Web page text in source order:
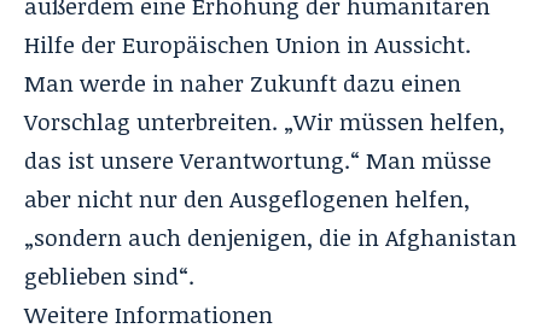
Hilfe der Europäischen Union in Aussicht.
Man werde in naher Zukunft dazu einen
Vorschlag unterbreiten. „Wir müssen helfen,
das ist unsere Verantwortung.“ Man müsse
aber nicht nur den Ausgeflogenen helfen,
„sondern auch denjenigen, die in Afghanistan
geblieben sind“.
Weitere Informationen